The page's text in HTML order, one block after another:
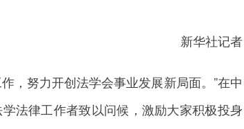
新华社记者
努力开创法学会事业发展新局面。”在中
法律工作者致以问候，激励大家积极投身